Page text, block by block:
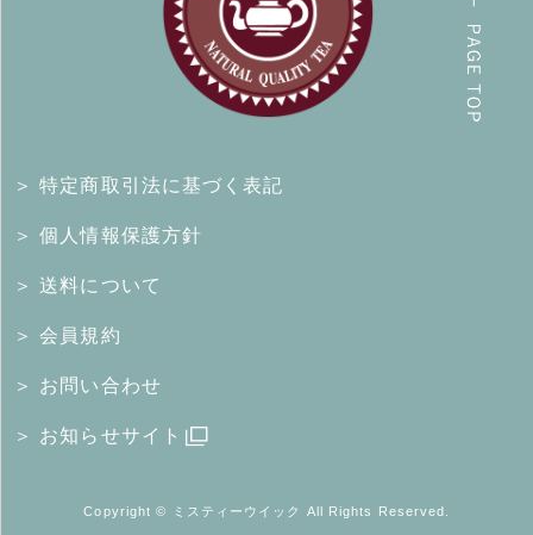
＞ 特定商取引法に基づく表記
＞ 個人情報保護方針
＞ 送料について
＞ 会員規約
＞ お問い合わせ
＞ お知らせサイト
Copyright © ミスティーウイック All Rights Reserved.